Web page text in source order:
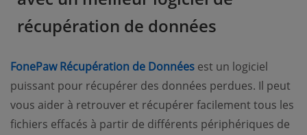
récupération de données
FonePaw Récupération de Données est un logiciel
puissant pour récupérer des données perdues. Il peut
vous aider à retrouver et récupérer facilement tous les
fichiers effacés à partir de différents périphériques de